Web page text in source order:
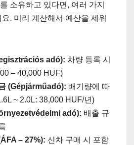
소유하고 있다면, 여러 가지
. 미리 계산해서 예산을 세워
adó): 차량 등록 시
– 40,000 HUF)
(Gépjárműadó): 배기량에 따
~ 2.0L: 38,000 HUF/년)
adó): 배출 규
– 27%): 신차 구매 시 포함